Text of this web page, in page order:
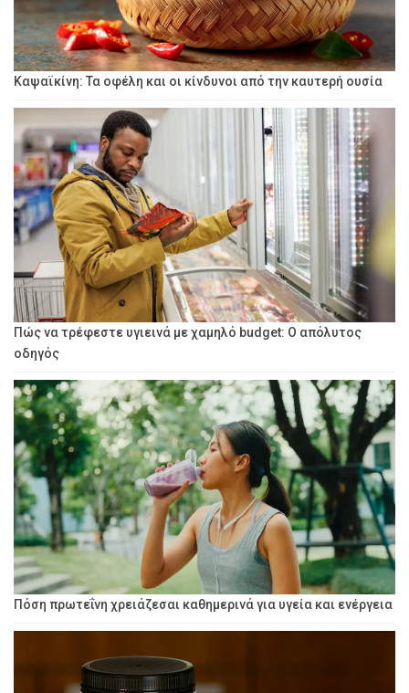
Καψαϊκίνη: Τα οφέλη και οι κίνδυνοι από την καυτερή ουσία
Πώς να τρέφεστε υγιεινά με χαμηλό budget: Ο απόλυτος
οδηγός
Πόση πρωτεΐνη χρειάζεσαι καθημερινά για υγεία και ενέργεια